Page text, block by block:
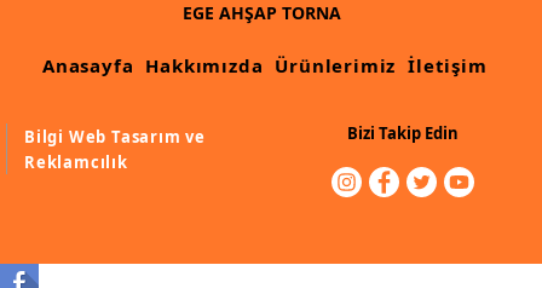
EGE AHŞAP TORNA
Anasayfa Hakkımızda Ürünlerimiz İletişim
Bilgi Web Tasarım ve
Reklamcılık
Bizi Takip Edin